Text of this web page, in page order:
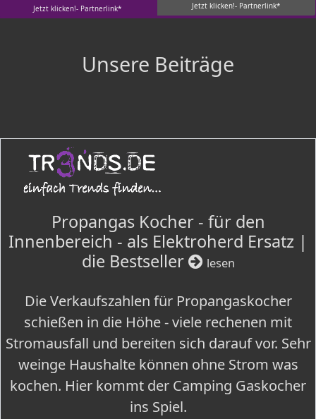
Jetzt klicken!- Partnerlink* Jetzt klicken!- Partnerlink*
Unsere Beiträge
Propangas Kocher - für den
Innenbereich - als Elektroherd Ersatz |
die Bestseller
lesen
Die Verkaufszahlen für Propangaskocher
schießen in die Höhe - viele rechenen mit
Stromausfall und bereiten sich darauf vor. Sehr
weinge Haushalte können ohne Strom was
kochen. Hier kommt der Camping Gaskocher
ins Spiel.